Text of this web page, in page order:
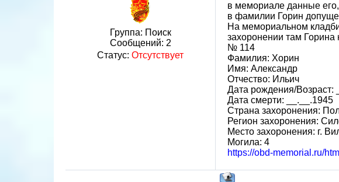
Группа: Поиск
Сообщений: 2
Статус: Отсутствует
в мемориале данные
в фамилии Горин
На мемориальном
захоронении там Горина
№ 114
Фамилия: Хорин
Имя: Александр
Отчество: Ильич
Дата рождения/Возраст:
Дата смерти: __.__.1945
Страна захоронения:
Регион захоронения:
Место захоронения: г.
Могила: 4
https://obd-memorial.ru/